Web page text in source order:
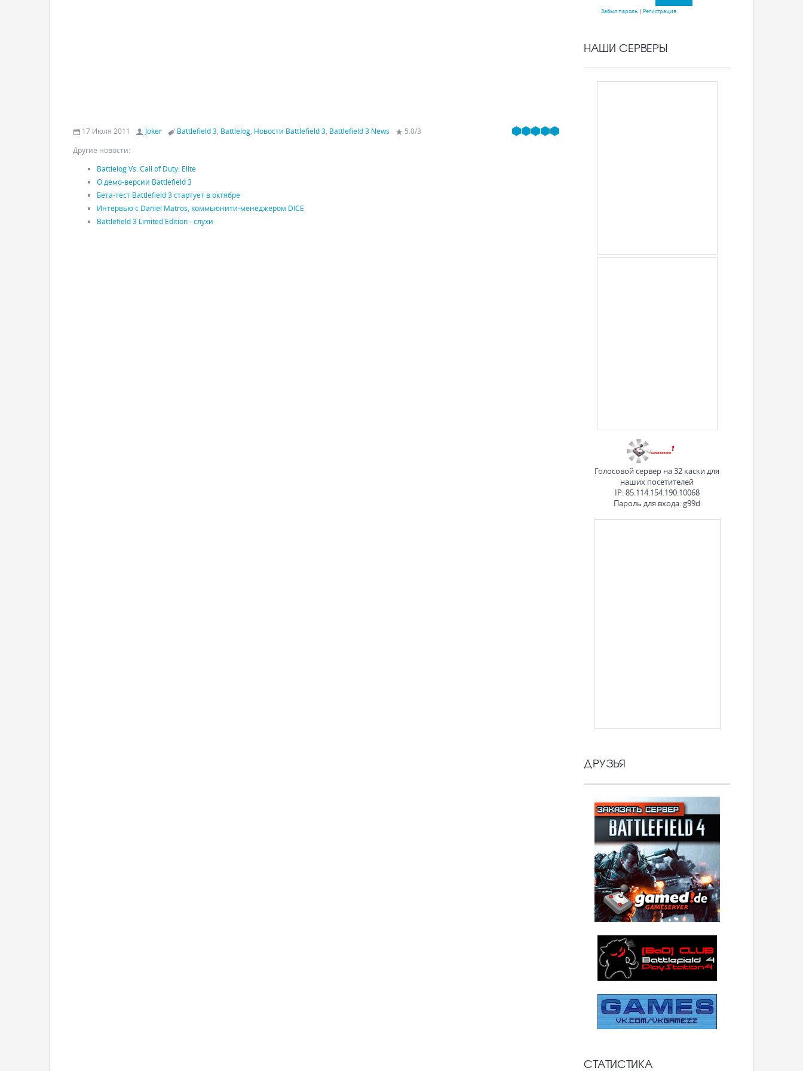
17 Июля 2011 Joker Battlefield 3 Battlelog Новости Battlefield 3 Battlefield 3 News 5.0/3
Другие новости:
Battlelog Vs. Call of Duty: Elite
О демо-версии Battlefield 3
Бета-тест Battlefield 3 стартует в октябре
Интервью с Daniel Matros, коммьюнити-менеджером DICE
Battlefield 3 Limited Edition - слухи
Забыл пароль| Регистрация
НАШИ СЕРВЕРЫ
Голосовой сервер на 32 каски для
наших посетителей
IP: 85.114.154.190:10068
Пароль для входа: g99d
ДРУЗЬЯ
СТАТИСТИКА